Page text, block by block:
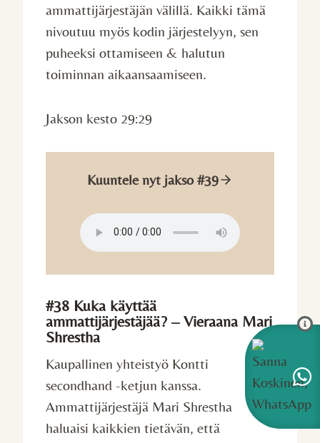
ammattijärjestäjän välillä. Kaikki tämä
nivoutuu myös kodin järjestelyyn, sen
puheeksi ottamiseen & halutun
toiminnan aikaansaamiseen.
Jakson kesto 29:29
Kuuntele nyt jakso #39
#38 Kuka käyttää
ammattijärjestäjää? – Vieraana Mari
Shrestha
Kaupallinen yhteistyö Kontti
secondhand -ketjun kanssa.
Ammattijärjestäjä Mari Shrestha
haluaisi kaikkien tietävän, että